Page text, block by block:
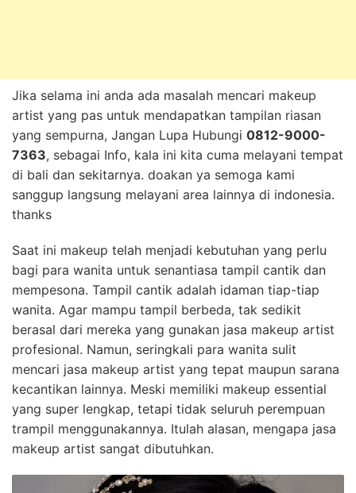
Jika selama ini anda ada masalah mencari makeup
artist yang pas untuk mendapatkan tampilan riasan
yang sempurna, Jangan Lupa Hubungi 0812-9000-
7363, sebagai Info, kala ini kita cuma melayani tempat
di bali dan sekitarnya. doakan ya semoga kami
sanggup langsung melayani area lainnya di indonesia.
thanks
Saat ini makeup telah menjadi kebutuhan yang perlu
bagi para wanita untuk senantiasa tampil cantik dan
mempesona. Tampil cantik adalah idaman tiap-tiap
wanita. Agar mampu tampil berbeda, tak sedikit
berasal dari mereka yang gunakan jasa makeup artist
profesional. Namun, seringkali para wanita sulit
mencari jasa makeup artist yang tepat maupun sarana
kecantikan lainnya. Meski memiliki makeup essential
yang super lengkap, tetapi tidak seluruh perempuan
trampil menggunakannya. Itulah alasan, mengapa jasa
makeup artist sangat dibutuhkan.